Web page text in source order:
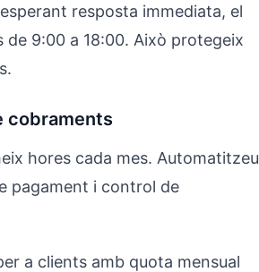
resposta immediata, el
9:00 a 18:00. Això protegeix
cobraments
hores cada mes. Automatitzeu
pagament i control de
a clients amb quota mensual